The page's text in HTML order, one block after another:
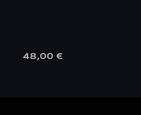
48,00 €